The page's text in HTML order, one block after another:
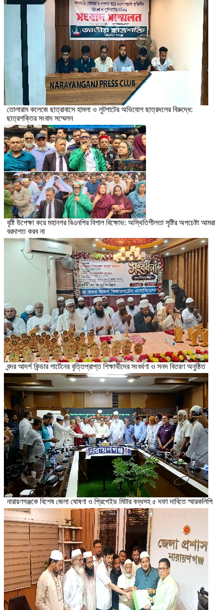
তোলারাম কলেজে ছাত্রাবাসে হামলা ও লুটপাটের অভিযোগ ছাত্রদলের বিরুদ্ধে:
ছাত্রশক্তির সংবাদ সম্মেলন
বৃষ্টি উপেক্ষা করে মহানগর বিএনপির বিশাল বিক্ষোভ: অস্থিতিশীলতা সৃষ্টির অপচেষ্টা আমরা
বরদাশত করব না
বন্দর আদর্শ কিন্ডার গার্টেনের বৃত্তিপ্রাপ্ত শিক্ষার্থীদের সংবর্ধণা ও সনদ বিতরণ অনুষ্ঠিত
নারায়ণগঞ্জকে বিশেষ জেলা ঘোষণা ও প্রিপেইড মিটার বন্ধসহ ৫ দফা দাবিতে স্মারকলিপি